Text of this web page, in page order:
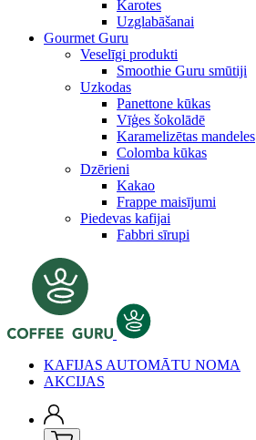
Karotes
Uzglabāšanai
Gourmet Guru
Veselīgi produkti
Smoothie Guru smūtiji
Uzkodas
Panettone kūkas
Vīģes šokolādē
Karamelizētas mandeles
Colomba kūkas
Dzērieni
Kakao
Frappe maisījumi
Piedevas kafijai
Fabbri sīrupi
KAFIJAS AUTOMĀTU NOMA
AKCIJAS